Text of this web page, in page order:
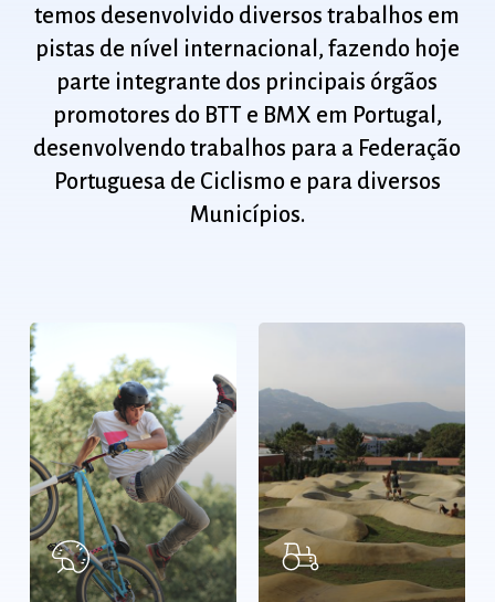
temos desenvolvido diversos trabalhos em
pistas de nível internacional, fazendo hoje
parte integrante dos principais órgãos
promotores do BTT e BMX em Portugal,
desenvolvendo trabalhos para a Federação
Portuguesa de Ciclismo e para diversos
Municípios.